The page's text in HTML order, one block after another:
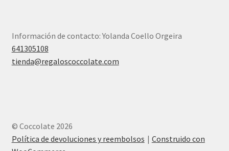
Información de contacto: Yolanda Coello Orgeira
641305108
tienda@regaloscoccolate.com
© Coccolate 2026
Política de devoluciones y reembolsos
Construido con